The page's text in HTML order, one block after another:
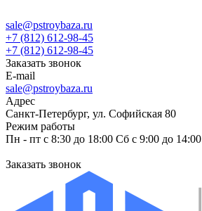
sale@pstroybaza.ru
+7 (812) 612-98-45
+7 (812) 612-98-45
Заказать звонок
E-mail
sale@pstroybaza.ru
Адрес
Санкт-Петербург, ул. Софийская 80
Режим работы
Пн - пт с 8:30 до 18:00 Сб с 9:00 до 14:00
Заказать звонок